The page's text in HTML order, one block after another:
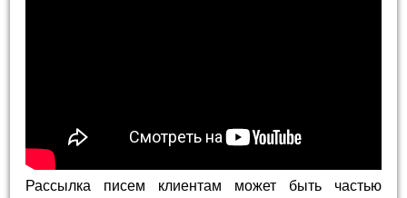
Рассылка писем клиентам может быть частью